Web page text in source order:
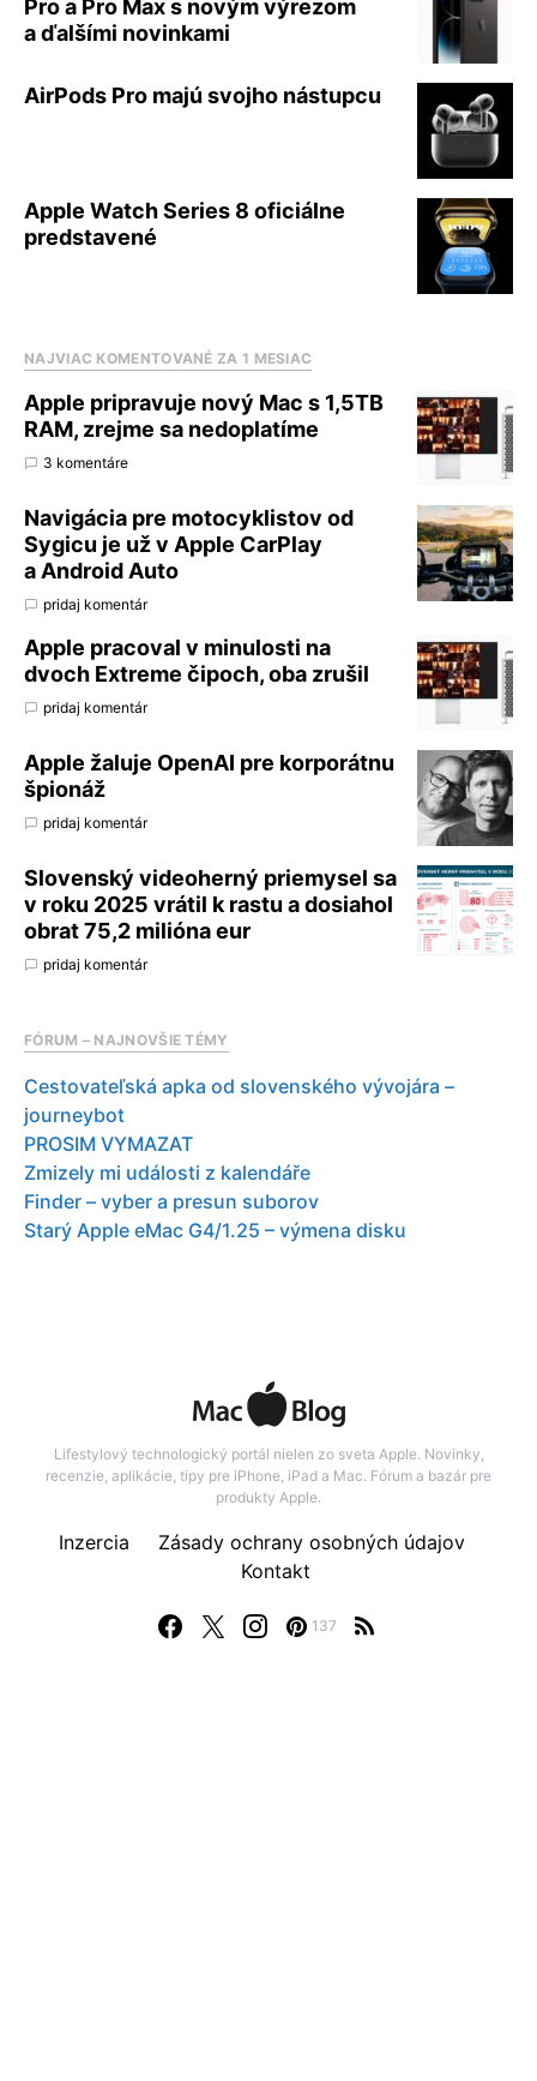
Pro a Pro Max s novým výrezom
a ďalšími novinkami
AirPods Pro majú svojho nástupcu
Apple Watch Series 8 oficiálne
predstavené
NAJVIAC KOMENTOVANÉ ZA 1 MESIAC
Apple pripravuje nový Mac s 1,5TB
RAM, zrejme sa nedoplatíme
3 komentáre
Navigácia pre motocyklistov od
Sygicu je už v Apple CarPlay
a Android Auto
pridaj komentár
Apple pracoval v minulosti na
dvoch Extreme čipoch, oba zrušil
pridaj komentár
Apple žaluje OpenAI pre korporátnu
špionáž
pridaj komentár
Slovenský videoherný priemysel sa
v roku 2025 vrátil k rastu a dosiahol
obrat 75,2 milióna eur
pridaj komentár
FÓRUM – NAJNOVŠIE TÉMY
Cestovateľská apka od slovenského vývojára –
journeybot
PROSIM VYMAZAT
Zmizely mi události z kalendáře
Finder – vyber a presun suborov
Starý Apple eMac G4/1.25 – výmena disku
Lifestylový technologický portál nielen zo sveta Apple. Novinky,
recenzie, aplikácie, tipy pre iPhone, iPad a Mac. Fórum a bazár pre
produkty Apple.
137
Inzercia
Zásady ochrany osobných údajov
Kontakt